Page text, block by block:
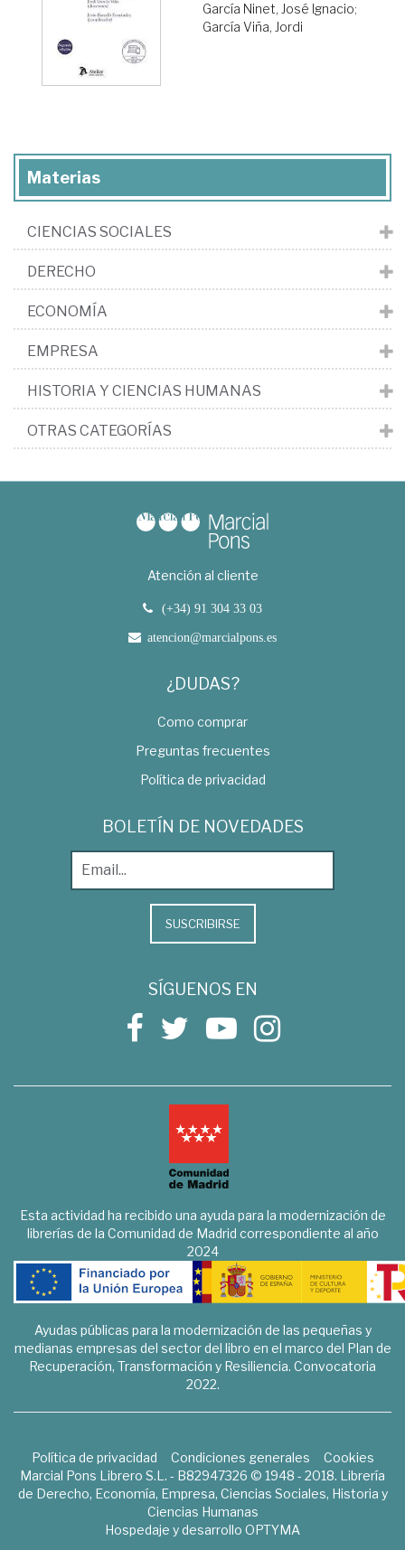
García Ninet, José Ignacio;
García Viña, Jordi
Materias
CIENCIAS SOCIALES
DERECHO
ECONOMÍA
EMPRESA
HISTORIA Y CIENCIAS HUMANAS
OTRAS CATEGORÍAS
Atención al cliente
(+34) 91 304 33 03
atencion@marcialpons.es
¿DUDAS?
Como comprar
Preguntas frecuentes
Política de privacidad
BOLETÍN DE NOVEDADES
SUSCRIBIRSE
SÍGUENOS EN
Esta actividad ha recibido una ayuda para la modernización de
librerías de la Comunidad de Madrid correspondiente al año
2024
Ayudas públicas para la modernización de las pequeñas y
medianas empresas del sector del libro en el marco del Plan de
Recuperación, Transformación y Resiliencia. Convocatoria
2022.
Política de privacidad Condiciones generales
Cookies
Marcial Pons Librero S.L. - B82947326 © 1948 - 2018. Librería
de Derecho, Economía, Empresa, Ciencias Sociales, Historia y
Ciencias Humanas
Hospedaje y desarrollo OPTYMA